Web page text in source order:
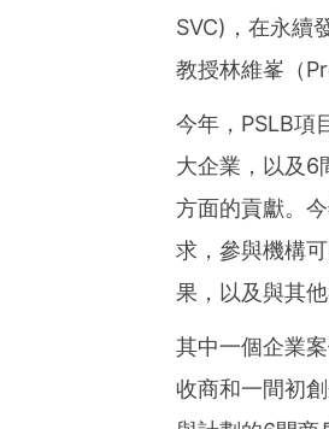
SVC)，在永續
教授林維峯（
今年，PSLB項
大企業，以及6
方面的貢獻。
求，參與機構
果，以及與其
其中一個企業
收商和一間初